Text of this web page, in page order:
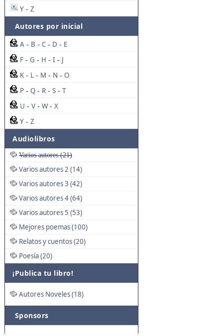
Y - Z
Autores por inicial
A - B - C - D - E
F - G - H - I - J
K - L - M - N - O
P - Q - R - S - T
U - V - W - X
Y - Z
Audiolibros
Varios autores (21)
Varios autores 2 (14)
Varios autores 3 (42)
Varios autores 4 (64)
Varios autores 5 (53)
Mejores poemas (100)
Relatos y cuentos (20)
Poesía (20)
¡Publica tu libro!
Autores Noveles (18)
Sponsors